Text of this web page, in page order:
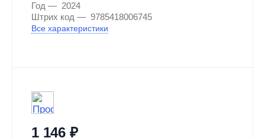
Год
2024
Штрих код
9785418006745
Все характеристики
1 146 ₽